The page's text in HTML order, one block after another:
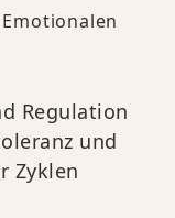
Regulation
und
Zyklen